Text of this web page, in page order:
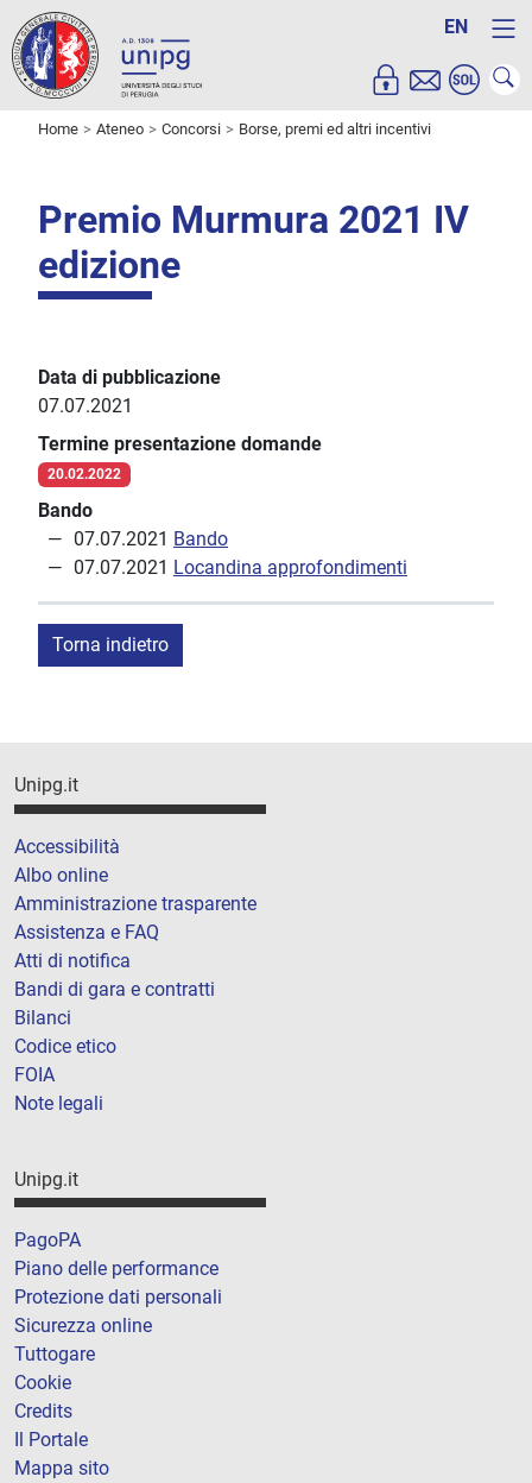
EN
Home Ateneo Concorsi Borse, premi ed altri incentivi
Premio Murmura 2021 IV
edizione
Data di pubblicazione
07.07.2021
Termine presentazione domande
20.02.2022
Bando
07.07.2021 Bando
07.07.2021 Locandina approfondimenti
Torna indietro
Unipg.it
Accessibilità
Albo online
Amministrazione trasparente
Assistenza e FAQ
Atti di notifica
Bandi di gara e contratti
Bilanci
Codice etico
FOIA
Note legali
Unipg.it
PagoPA
Piano delle performance
Protezione dati personali
Sicurezza online
Tuttogare
Cookie
Credits
Il Portale
Mappa sito